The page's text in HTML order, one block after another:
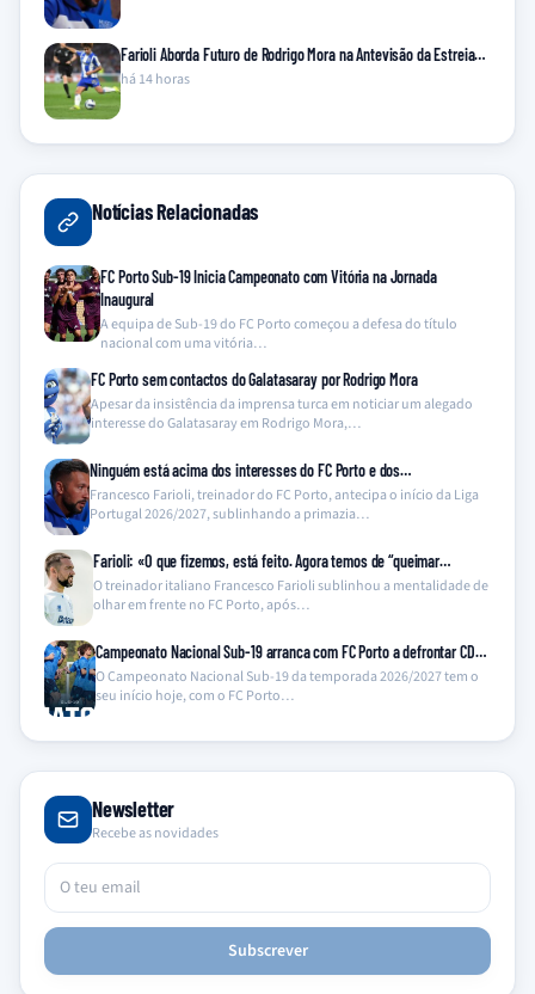
Farioli Aborda Futuro de Rodrigo Mora na Antevisão da Estreia…
há 14 horas
Notícias Relacionadas
FC Porto Sub-19 Inicia Campeonato com Vitória na Jornada
Inaugural
A equipa de Sub-19 do FC Porto começou a defesa do título
nacional com uma vitória…
FC Porto sem contactos do Galatasaray por Rodrigo Mora
Apesar da insistência da imprensa turca em noticiar um alegado
interesse do Galatasaray em Rodrigo Mora,…
Ninguém está acima dos interesses do FC Porto e dos…
Francesco Farioli, treinador do FC Porto, antecipa o início da Liga
Portugal 2026/2027, sublinhando a primazia…
Farioli: «O que fizemos, está feito. Agora temos de “queimar…
O treinador italiano Francesco Farioli sublinhou a mentalidade de
olhar em frente no FC Porto, após…
Campeonato Nacional Sub-19 arranca com FC Porto a defrontar CD…
O Campeonato Nacional Sub-19 da temporada 2026/2027 tem o
seu início hoje, com o FC Porto…
Newsletter
Recebe as novidades
Subscrever